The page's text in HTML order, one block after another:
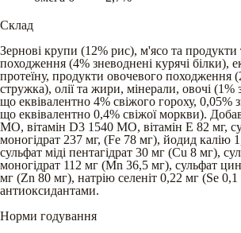
Склад
Зернові крупи (12% рис), м'ясо та продукти
походження (4% зневоднені курячі білки),
протеїну, продукти овочевого походження
стружка), олії та жири, мінерали, овочі (1%
що еквівалентно 4% свіжого гороху, 0,05%
що еквівалентно 0,4% свіжої моркви).
МО, вітамін D3 1540 МО, вітамін Е 82 мг,
моногідрат 237 мг, (Fe 78 мг), йодид калію
сульфат міді пентагідрат 30 мг (Cu 8 мг),
моногідрат 112 мг (Mn 36,5 мг), сульфат
мг (Zn 80 мг), натрію селеніт 0,22 мг (Se
антиоксидантами.
Норми годування